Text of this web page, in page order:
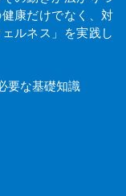
康だけでなく、対
ルネス」を実践し
要な基礎知識